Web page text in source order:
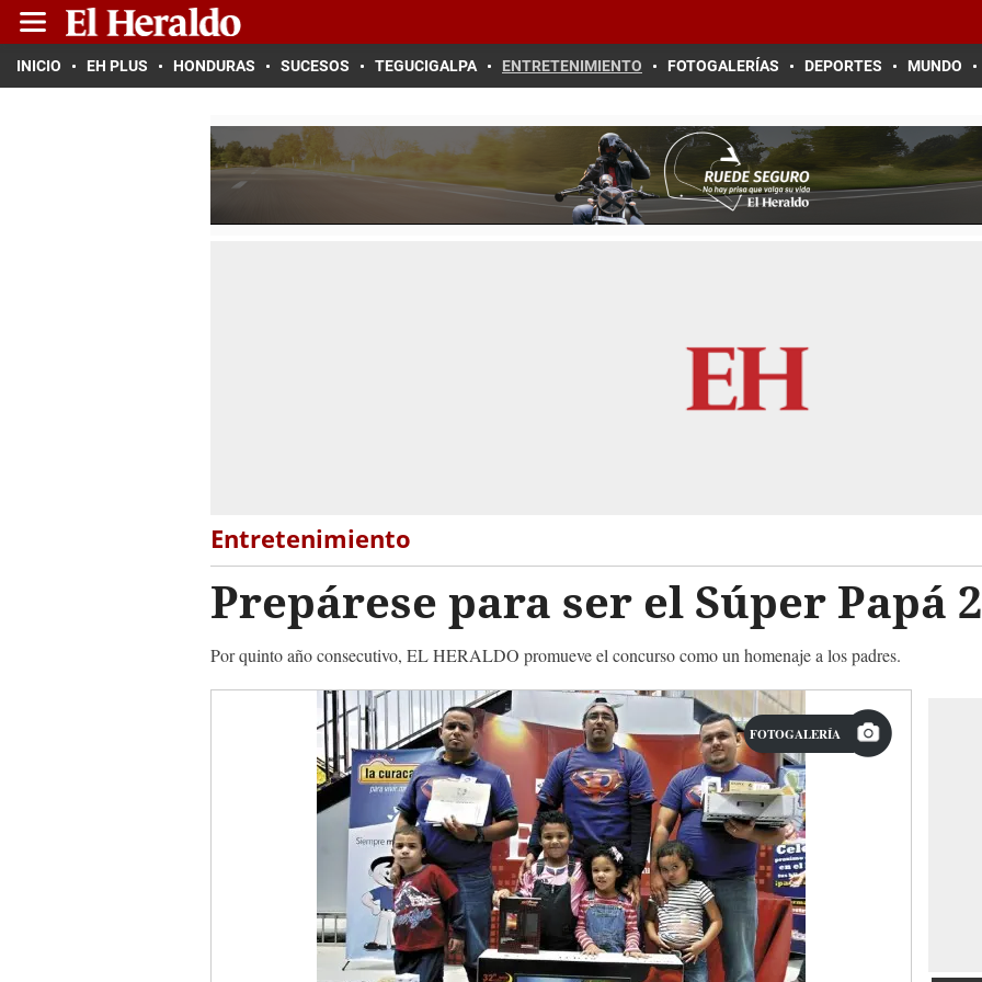
INICIO EH PLUS HONDURAS SUCESOS TEGUCIGALPA ENTRETENIMIENTO FOTOGALERÍAS DEPORTES MUNDO
Entretenimiento
Prepárese para ser el Súper Papá
Por quinto año consecutivo, EL HERALDO promueve el concurso como un homenaje a los padres.
FOTOGALERÍA